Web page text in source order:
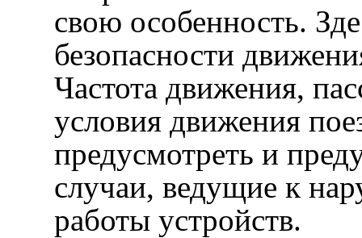
свою особенность.
безопасности
Частота движения,
условия движения
предусмотреть и
случаи, ведущие к
работы устройств.